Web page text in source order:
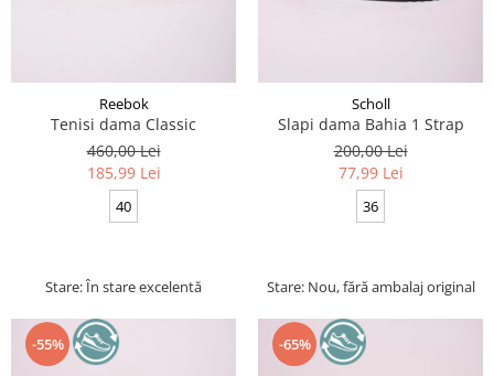
Reebok
Tenisi dama Classic
460,00 Lei
185,99 Lei
40
Stare: În stare excelentă
Scholl
Slapi dama Bahia 1 Strap
200,00 Lei
77,99 Lei
36
Stare: Nou, fără ambalaj original
-55% -65%